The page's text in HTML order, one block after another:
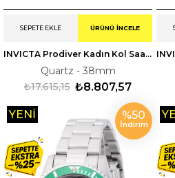
INVICTA Prodiver Kadın Kol Saati 238481
Quartz - 38mm
₺8.807,57
₺17.615,15
SEPETE EKLE ÜRÜNÜ İNCELE
%50
İndirim
YENI